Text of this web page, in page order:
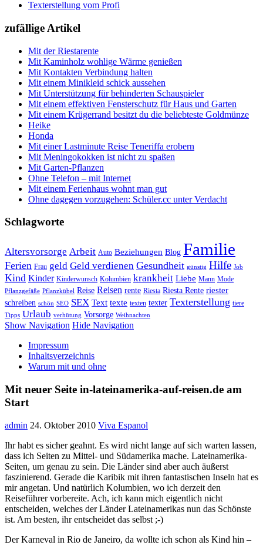
Texterstellung vom Profi
zufällige Artikel
Mit der Riestarente
Mit Kaminholz wohlige Wärme genießen
Mit Kontakten Verbindung halten
Mit einem Minikleid schick aussehen
Mit Unterstützung für behinderten Schauspieler
Mit einem effektiven Fensterschutz für Haus und Garten
Mit einem Krügerrand besitzt du die beliebteste Goldmünze
Heike
Honda
Mit einer Lastminute Reise Teneriffa erobern
Mit Meningokokken ist nicht zu spaßen
Mit Garten-Pflanzen
Ohne Telefon – mit Internet
Mit einem Ferienhaus wohnt man gut
Ohne dagegen vorzugehen: Schüler.cc unter Verdacht
Schlagworte
Altersvorsorge Arbeit Auto Beziehungen Blog Familie
Ferien Frau geld Geld verdienen Gesundheit günstig Hilfe Job
Kind Kinder Kinderwunsch Kolumbien krankheit Liebe Mann Mode
Pflanzgefäße Pflanzkübel Reise Reisen rente Riesta Riesta Rente riester
schreiben schön SEO SEX Text texte texten texter Texterstellung tiere
Tipps Urlaub verhütung Vorsorge Weihnachten
Show Navigation Hide Navigation
Impressum
Inhaltsverzeichnis
Warum mit und ohne
Mit neuer Seite in-lateinamerika-auf-reisen.de am
Start
admin 24. Oktober 2010 Viva Espanol
Ihr habt es sicher geahnt. Es wird nicht lange auf sich warten lassen,
dass ich Seiten zu Mittel- und Südamerika mache. Lateinamerika-
Seiten, um genau zu sein. Die Länder sind aber auch äußerst
faszinierend. Gerade die Karibik mit ihren fantastischen Inseln hat es
mir angetan. Und natürlich Kolumbien, wo ich derzeit den
Reiseführer vorbereite. Ach, ich kann mich eigentlich nicht
entscheiden, welches der Länder Lateinamerikas nun das Schönste
ist. Am besten, ihr entscheidet das selbst ;-)
Der Karneval in Rio de Janeiro, da wollte ich schon als Kind hin –